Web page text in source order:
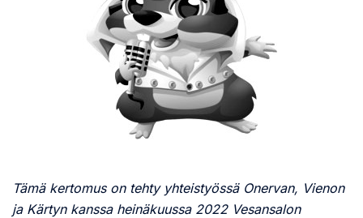
Tämä kertomus on tehty yhteistyössä Onervan, Vienon
ja Kärtyn kanssa heinäkuussa 2022 Vesansalon